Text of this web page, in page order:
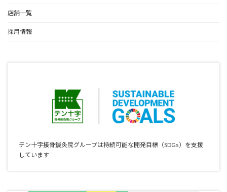
店舗一覧
採用情報
テン十字接骨鍼灸院グループは持続可能な開発目標（SDGs）を支援
しています